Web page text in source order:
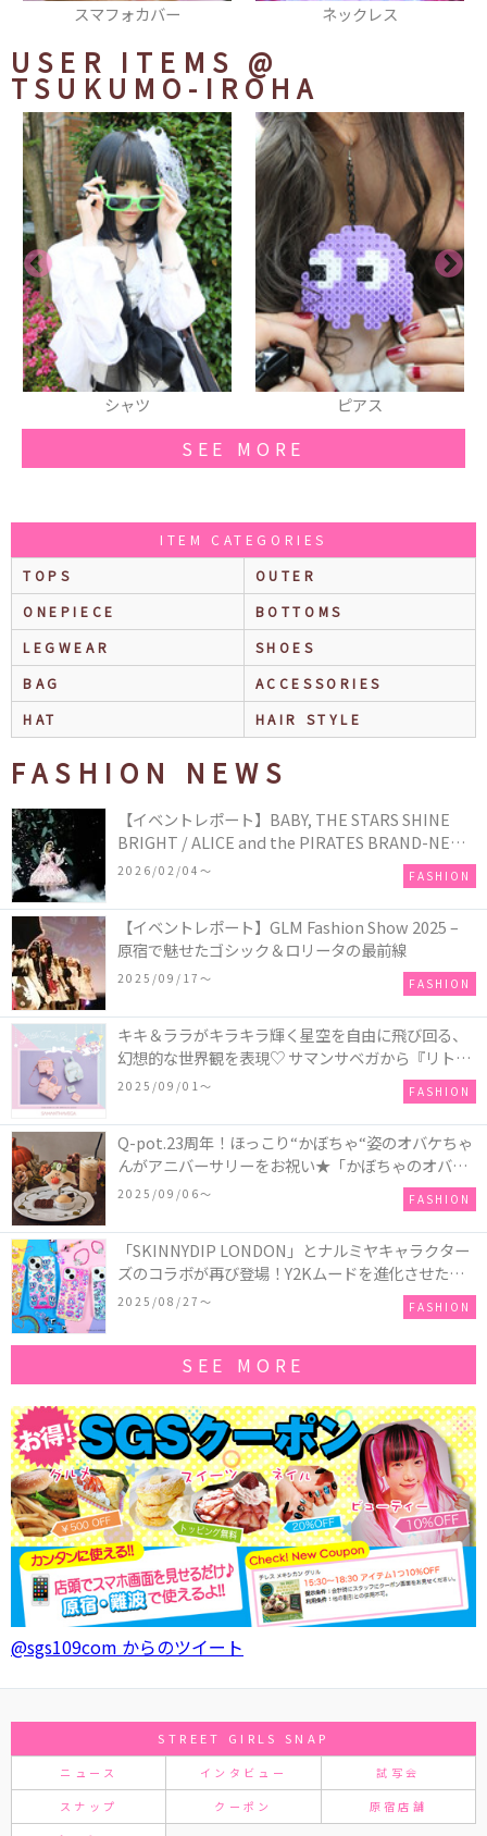
スマフォカバー ネックレス
USER ITEMS @
TSUKUMO-IROHA
シャツ ピアス
SEE MORE
ITEM CATEGORIES
TOPS
OUTER
ONEPIECE
BOTTOMS
LEGWEAR
SHOES
BAG
ACCESSORIES
HAT
HAIR STYLE
FASHION NEWS
【イベントレポート】BABY, THE STARS SHINE
BRIGHT / ALICE and the PIRATES BRAND-NEW
COLLECTION in TOKYO
2026/02/04〜 FASHION
【イベントレポート】GLM Fashion Show 2025 –
原宿で魅せたゴシック＆ロリータの最前線
2025/09/17〜 FASHION
キキ＆ララがキラキラ輝く星空を自由に飛び回る、
幻想的な世界観を表現♡ サマンサベガから『リトル
ツインスターズ』50周年アニバーサリーイヤー』を
2025/09/01〜 FASHION
Q-pot.23周年！ほっこり“かぼちゃ“姿のオバケちゃ
んがアニバーサリーをお祝い★「かぼちゃのオバケ
ーキアクセサリー」が新発売！Q-pot CAFE.では
「かぼちゃのオバケーキプレート」も登場
2025/09/06〜 FASHION
「SKINNYDIP LONDON」とナルミヤキャラクター
ズのコラボが再び登場！Y2Kムードを進化させた新
作コレクションを発売♪
2025/08/27〜 FASHION
SEE MORE
@sgs109com からのツイート
STREET GIRLS SNAP
ニュース インタビュー 試写会
スナップ クーポン 原宿店舗